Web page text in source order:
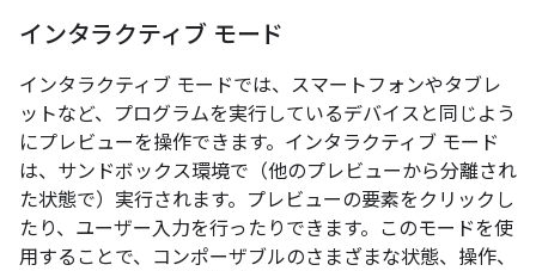
インタラクティブ モード
インタラクティブ モードでは、スマートフォンやタブレ
ットなど、プログラムを実行しているデバイスと同じよう
にプレビューを操作できます。インタラクティブ モード
は、サンドボックス環境で（他のプレビューから分離され
た状態で）実行されます。プレビューの要素をクリックし
たり、ユーザー入力を行ったりできます。このモードを使
用することで、コンポーザブルのさまざまな状態、操作、